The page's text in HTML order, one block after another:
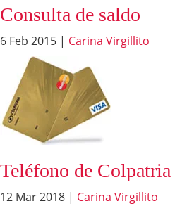
Consulta de saldo
6 Feb 2015 | Carina Virgillito
Teléfono de Colpatria
12 Mar 2018 | Carina Virgillito